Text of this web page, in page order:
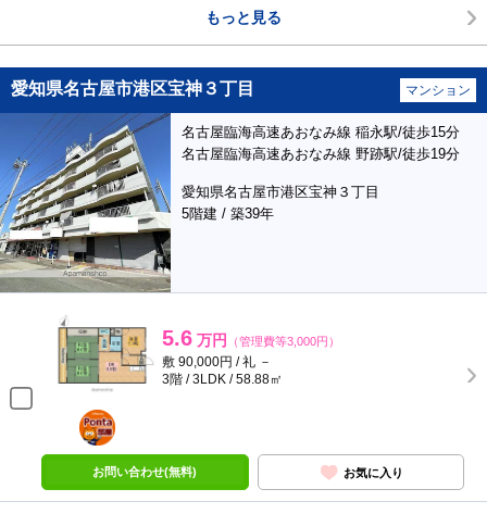
もっと見る
愛知県名古屋市港区宝神３丁目 マンション
名古屋臨海高速あおなみ線 稲永駅/徒歩15分
名古屋臨海高速あおなみ線 野跡駅/徒歩19分
愛知県名古屋市港区宝神３丁目
5階建 / 築39年
5.6 万円 （管理費等3,000円）
敷 90,000円 / 礼 －
3階 / 3LDK / 58.88㎡
ポンタ
部屋
お問い合わせ(無料) お気に入り